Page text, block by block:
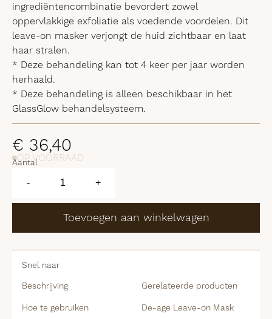
€ 36,40
Snel naar
Beschrijving
Gerelateerde producten
Hoe te gebruiken
De-age Leave-on Mask
ingrediëntencombinatie bevordert zowel
oppervlakkige exfoliatie als voedende voordelen. Dit
leave-on masker verjongt de huid zichtbaar en laat
haar stralen.
* Deze behandeling kan tot 4 keer per jaar worden
herhaald.
* Deze behandeling is alleen beschikbaar in het
GlassGlow behandelsysteem.
OP VOORRAAD
Aantal
-
on
aantal
+
Toevoegen aan winkelwagen